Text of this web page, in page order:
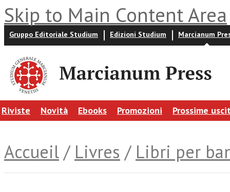
Skip to Main Content Area
Gruppo Editoriale Studium Edizioni Studium Marcianum
Riviste Novità Ebooks Promozioni Prossime
Accueil / Livres / Libri per